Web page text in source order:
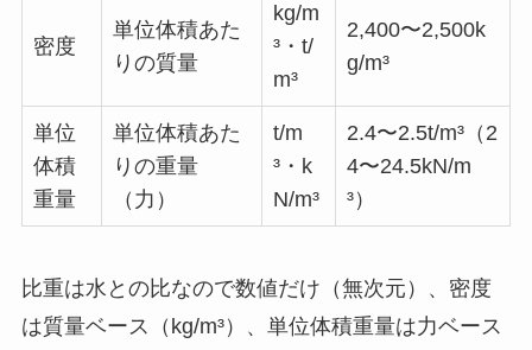
密度
単位体積あた
りの質量
kg/m
³・t/
m³
2,400〜2,500k
g/m³
単位
体積
重量
単位体積あた
りの重量
（力）
t/m
³・k
N/m³
2.4〜2.5t/m³（2
4〜24.5kN/m
³）
比重は水との比なので数値だけ（無次元）、密度
は質量ベース（kg/m³）、単位体積重量は力ベース